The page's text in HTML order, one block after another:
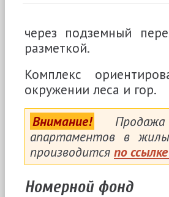
через подземный
разметкой.
Комплекс
окружении леса и гор.
Внимание!
апартаментов в
производится по
Номерной фонд